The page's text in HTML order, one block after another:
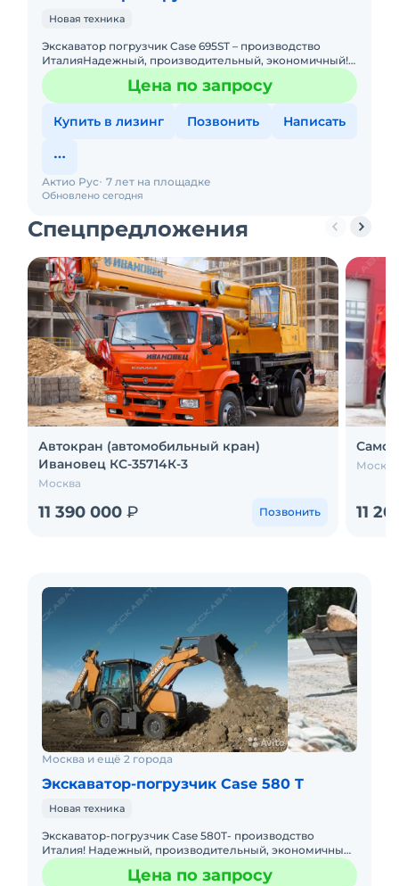
Новая техника
Экскаватор погрузчик Case 695ST – производство
ИталияНадежный, производительный, экономичный!
По ряду технических характеристик превосходит JCB,
JohnDeere
Цена по запросу
Купить в лизинг Позвонить Написать
Обновлено сегодня
Актио Рус 7 лет на площадке
Спецпредложения
Автокран (автомобильный кран)
Ивановец КС-35714К-3
Москва
11 390 000 ₽ Позвонить 11
Москва и ещё 2 города
Экскаватор-погрузчик Case 580 T
Новая техника
Экскаватор-погрузчик Case 580T- производство
Италия! Надежный, производительный, экономичный!
По ряду технических характеристик превосходит JCB
3CX SUPER Габ
Цена по запросу